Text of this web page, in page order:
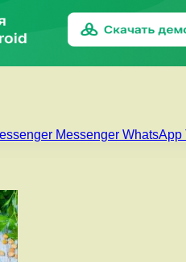
Messenger WhatsApp